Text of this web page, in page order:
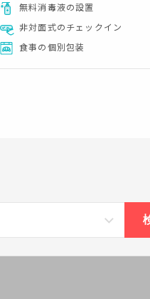
無料消毒液の設置
非対面式のチェックイン
食事の個別包装